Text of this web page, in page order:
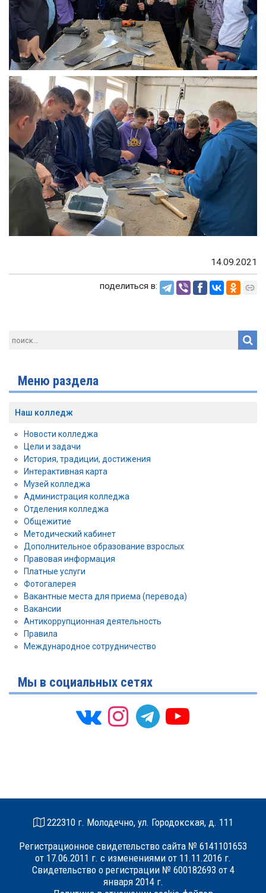
14.09.2021
поделиться в:
Меню раздела
Наш колледж
Новости колледжа
Цели и задачи
История, традиции, достижения
Интерактивная карта
Музей колледжа
Администрация колледжа
Отделения колледжа
Общежитие
Методический кабинет
Дополнительное образование взрослых
Правовая информация
Платные услуги
Фотогалерея
Вакантные места для приема (перевода)
Вакансии
Антикоррупционная деятельность
Правила
Международное сотрудничество
Мы в социальных сетях
222310 г. Молодечно, ул. Городокская, д. 111
Регистрационное свидетельство сайта № 6141101653
от 17.06.2011 г. с изменениями от 11.11.2016 г.
Свидетельство о регистрации № 600182693 от 4
января 2014 г.